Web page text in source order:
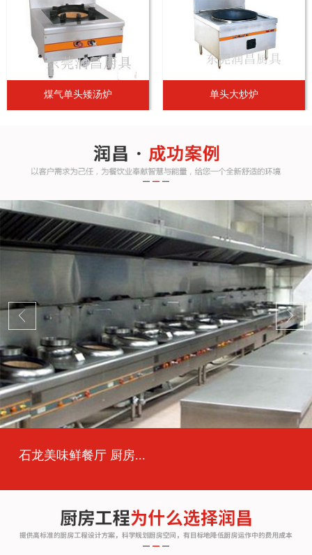
煤气单头矮汤炉 单头大炒炉
石龙美味鲜餐厅 厨房...